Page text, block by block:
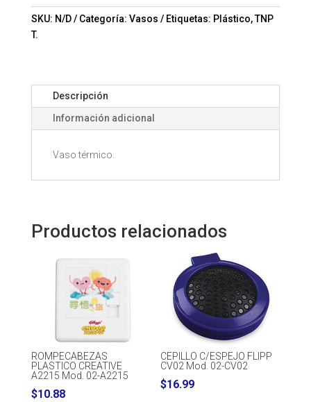
SKU: N/D Categoría: Vasos Etiquetas: Plástico,TNP
T.
Descripción
Información adicional
Vaso térmico.
Productos relacionados
ROMPECABEZAS
PLASTICO CREATIVE
A2215 Mod. 02-A2215
$10.88
CEPILLO C/ESPEJO FLIPP
CV02 Mod. 02-CV02
$16.99